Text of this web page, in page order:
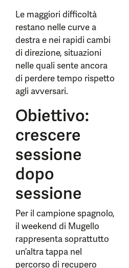
Le maggiori difficoltà
restano nelle curve a
destra e nei rapidi cambi
di direzione, situazioni
nelle quali sente ancora
di perdere tempo rispetto
agli avversari.
Obiettivo:
crescere
sessione
dopo
sessione
Per il campione spagnolo,
il weekend di Mugello
rappresenta soprattutto
un’altra tappa nel
percorso di recupero